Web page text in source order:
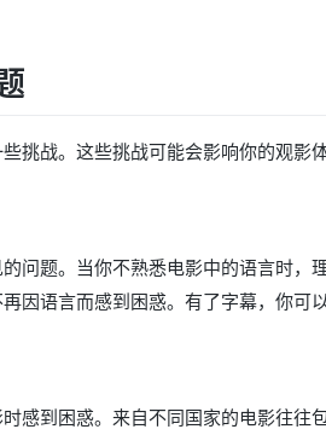
挑战。这些挑战可能会影响你的观影
问题。当你不熟悉电影中的语言时
因语言而感到困惑。有了字幕，你可
感到困惑。来自不同国家的电影往